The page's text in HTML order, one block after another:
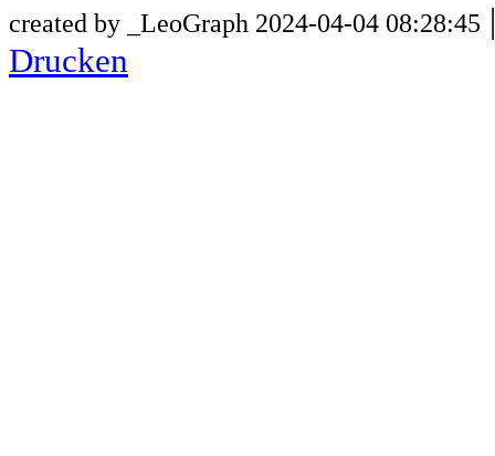
created by _LeoGraph 2024-04-04 08:28:45
Drucken